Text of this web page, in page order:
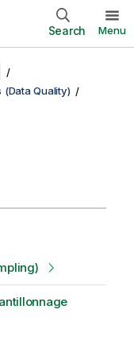
Search Menu
Quality)